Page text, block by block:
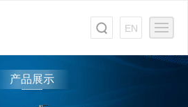
EN
产品展示